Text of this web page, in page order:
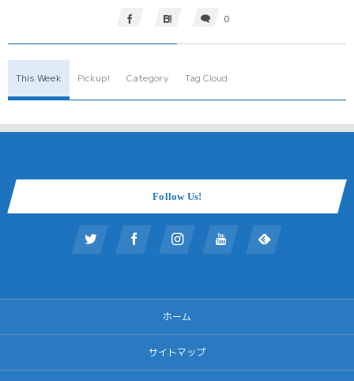
0
This Week Pickup! Category Tag Cloud
Follow Us!
ホーム
サイトマップ